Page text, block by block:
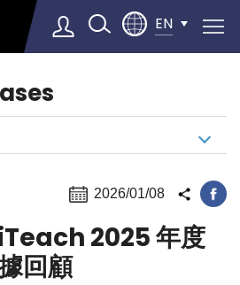
EN
▼
2026/01/08
2025 年度
回顧